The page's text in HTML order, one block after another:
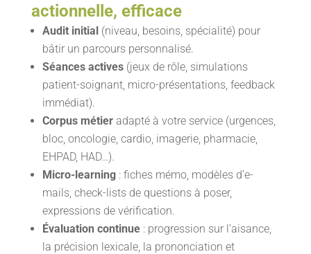
actionnelle, efficace
Audit initial(niveau, besoins, spécialité) pour
bâtir un parcours personnalisé.
Séances actives(jeux de rôle, simulations
patient-soignant, micro-présentations, feedback
immédiat).
Corpus métieradapté à votre service (urgences,
bloc, oncologie, cardio, imagerie, pharmacie,
EHPAD, HAD…).
Micro-learning: fiches mémo, modèles d’e-
mails, check-lists de questions à poser,
expressions de vérification.
Évaluation continue: progression sur l’aisance,
la précision lexicale, la prononciation et